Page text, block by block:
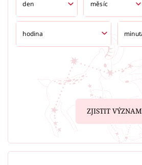
ZJISTIT VÝZNAM